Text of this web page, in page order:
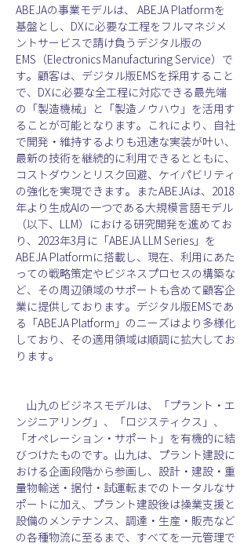
ABEJAの事業モデルは、 ABEJA Platformを
基盤とし、DXに必要な工程をフルマネジメ
ントサービスで請け負うデジタル版の
EMS（Electronics Manufacturing Service）で
す。顧客は、デジタル版EMSを採用すること
で、DXに必要な全工程に対応できる最先端
の「製造機械」と「製造ノウハウ」を活用す
ることが可能となります。これにより、自社
で開発・維持するよりも迅速な実装が叶い、
最新の技術を継続的に利用できるとともに、
コストダウンとリスク回避、ケイパビリティ
の強化を実現できます。またABEJAは、2018
年より生成AIの一つである大規模言語モデル
（以下、LLM）における研究開発を進めてお
り、2023年3月に「ABEJA LLM Series」を
ABEJA Platformに搭載し、現在、利用にあた
っての戦略策定やビジネスプロセスの構築な
ど、その周辺領域のサポートも含めて顧客企
業に提供しております。デジタル版EMSであ
る「ABEJA Platform」のニーズはより多様化
しており、その適用領域は順調に拡大してお
ります。
山九のビジネスモデルは、「プラント・エ
ンジニアリング」、「ロジスティクス」、
「オペレーション・サポート」を有機的に結
びつけたものです。山九は、プラント建設に
おける企画段階から参画し、設計・建設・重
量物輸送・据付・試運転までのトータルなサ
ポートに加え、プラント建設後は操業支援と
設備のメンテナンス、調達・生産・販売など
の各種物流に至るまで、すべてを一元管理で